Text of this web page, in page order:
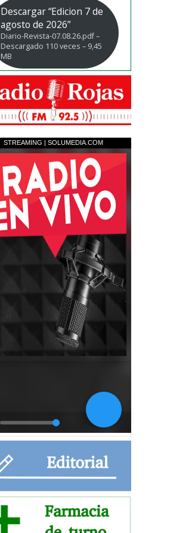
Descargar “Edicion 7 de
agosto de 2026”
Diario-Revista-07.08.26.pdf –
Descargado 110 veces – 9,45
MB